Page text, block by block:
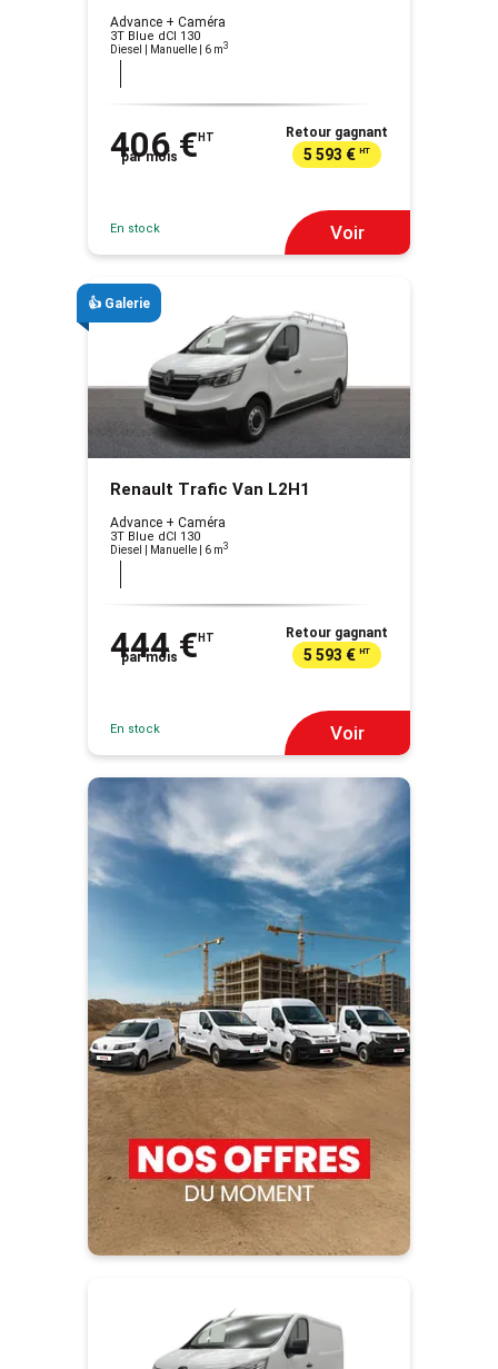
Advance + Caméra
3T Blue dCI 130
Diesel | Manuelle | 6 m3
406 € HT
par mois
Retour gagnant
5 593 € HT
En stock Voir
👍 Galerie
Renault Trafic Van L2H1
Advance + Caméra
3T Blue dCI 130
Diesel | Manuelle | 6 m3
444 € HT
par mois
Retour gagnant
5 593 € HT
En stock Voir